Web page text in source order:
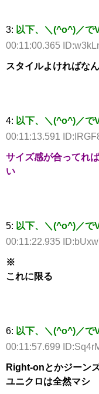
3: 以下、＼(^o^)／で
00:11:00.365
スタイルよければな
4: 以下、＼(^o^)／で
00:11:13.591
サイズ感が合ってれ
い
5: 以下、＼(^o^)／で
00:11:22.935
※
これに限る
6: 以下、＼(^o^)／で
00:11:57.699
Right-onとかジーン
ユニクロは全然マシ